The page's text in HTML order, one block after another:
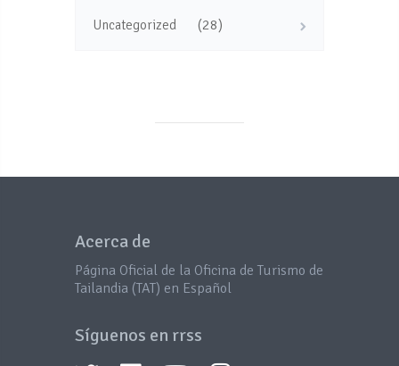
Uncategorized (28)
Acerca de
Página Oficial de la Oficina de Turismo de
Tailandia (TAT) en Español
Síguenos en rrss